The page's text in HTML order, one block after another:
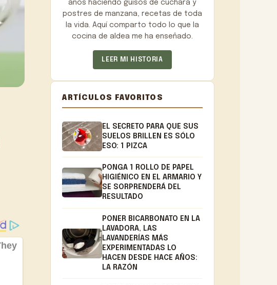
años haciendo guisos de cuchara y
postres de manzana, recetas de toda
la vida. Aquí comparto todo lo que la
cocina de aldea me ha enseñado.
LEER MI HISTORIA
ARTÍCULOS FAVORITOS
EL SECRETO PARA QUE SUS
SUELOS BRILLEN ES SÓLO
ESO: 1 PIZCA
PONGA 1 ROLLO DE PAPEL
HIGIÉNICO EN EL ARMARIO Y
SE SORPRENDERÁ DEL
RESULTADO
PONER BICARBONATO EN LA
LAVADORA, LAS
LAVANDERÍAS MÁS
EXPERIMENTADAS LO
HACEN DESDE HACE AÑOS:
LA RAZÓN